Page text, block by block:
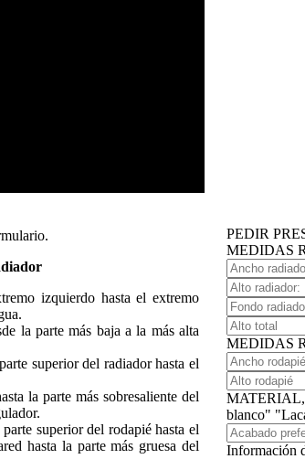
izquierdo hasta el extremo
la parte más baja a la más alta
superior del radiador hasta el
la parte más sobresaliente del
superior del rodapié hasta el
hasta la parte más gruesa del
PEDIR
MEDIDAS
MEDIDAS
blanco"
Información